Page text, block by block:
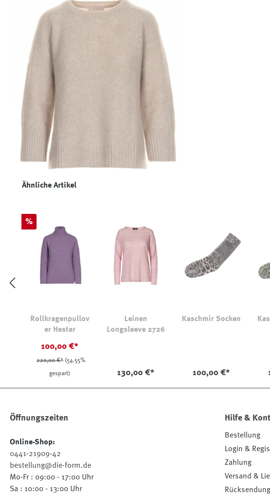
Produktgalerie überspringen
Ähnliche Artikel
Rabatt
%
Rollkragenpullov
er Hester
100,00 €*
220,00 €* (54.55%
gespart)
Leinen
Longsleeve 2726
130,00 €*
Kaschmir Socken
100,00 €*
Öffnungszeiten
Online-Shop:
0441-21909-42
bestellung@die-form.de
Mo-Fr : 09:00 - 17:00 Uhr
Sa : 10:00 - 13:00 Uhr
Hilfe &
Bestellung
Login &
Zahlung
Versand &